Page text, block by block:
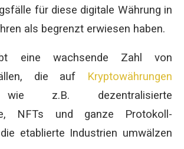
für diese digitale Währung in
als begrenzt erwiesen haben.
eine wachsende Zahl von
die auf Kryptowährungen
wie z.B. dezentralisierte
NFTs und ganze Protokoll-
etablierte Industrien umwälzen